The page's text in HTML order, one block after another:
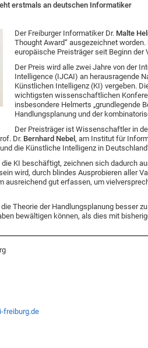
erstmals an deutschen Informatiker
Der Freiburger Informatiker Dr. Malte
Thought Award“ ausgezeichnet
europäische Preisträger seit Beginn der
Der Preis wird alle zwei Jahre von der
Intelligence (IJCAI) an herausragende
Künstlichen Intelligenz (KI) vergeben.
wichtigsten wissenschaftlichen
insbesondere Helmerts „grundlegende
Handlungsplanung und der
Der Preisträger ist Wissenschaftler in
Dr. Bernhard Nebel, am Institut für
die Künstliche Intelligenz in
KI beschäftigt, zeichnen sich dadurch
wird, durch blindes Ausprobieren aller
ausreichend gut erfassen, um
Theorie der Handlungsplanung besser
bewältigen können, als dies mit
freiburg.de